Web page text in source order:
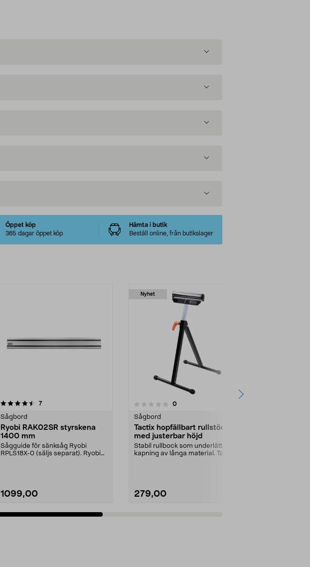
Öppet köp
365 dagar öppet köp
Hämta i butik
Beställ online, från butikslager
7recensioner
Sågbord
Ryobi RAK02SR styrskena
1400 mm
Sågguide för sänksåg Ryobi
RPLS18X-0 (säljs separat). Ryobi
1099,00
Nyhet
0.0 av 5 stjärnor 0recensioner
Sågbord
Tactix hopfällbart rullstöd
med justerbar höjd
Stabil rullbock som underlättar
kapning av långa material. Tactix
279,00
4.5 av 5 stjärnor